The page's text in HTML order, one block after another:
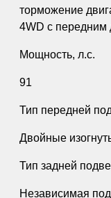
торможение
4WD с
Мощность, л.с.
91
Тип передней
Двойные
Тип задней
Независимая